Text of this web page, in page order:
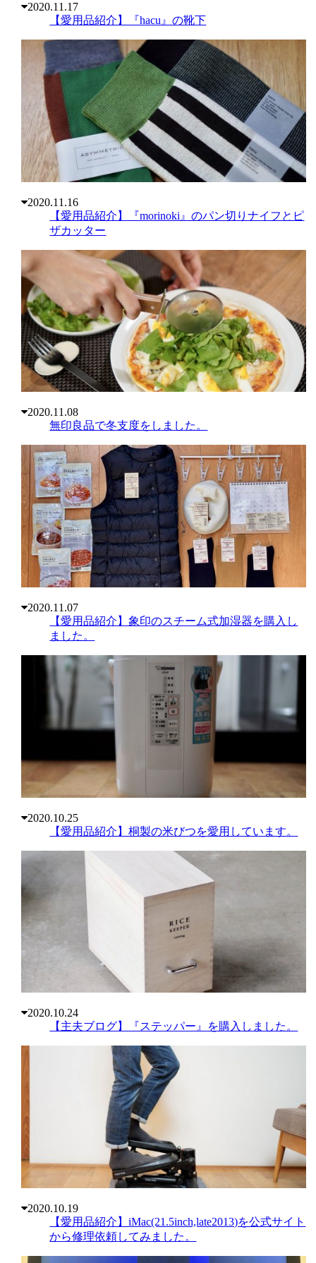
2020.11.17
【愛用品紹介】『hacu』の靴下
2020.11.16
【愛用品紹介】『morinoki』のパン切りナイフとピ
ザカッター
2020.11.08
無印良品で冬支度をしました。
2020.11.07
【愛用品紹介】象印のスチーム式加湿器を購入し
ました。
2020.10.25
【愛用品紹介】桐製の米びつを愛用しています。
2020.10.24
【主夫ブログ】『ステッパー』を購入しました。
2020.10.19
【愛用品紹介】iMac(21.5inch,late2013)を公式サイト
から修理依頼してみました。